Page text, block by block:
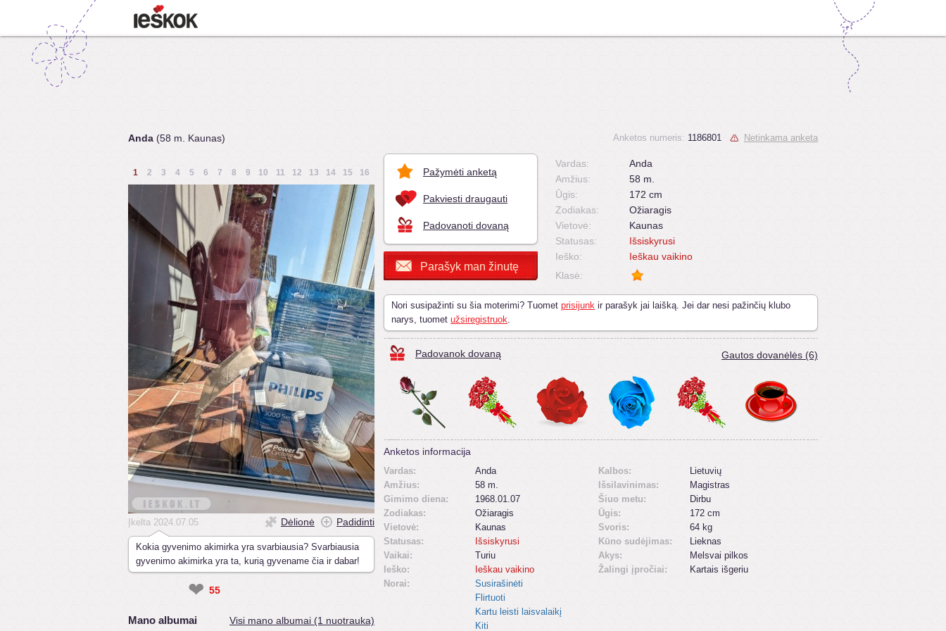
Anda (58 m. Kaunas)
1 2 3 4 5 6 7 8 9 10 11 12 13 14 15 16
Įkelta 2024.07.05 Dėlionė Padidinti
Kokia gyvenimo akimirka yra svarbiausia? Svarbiausia
gyvenimo akimirka yra ta, kurią gyvename čia ir dabar!
❤ 55
Mano albumai Visi mano albumai (1 nuotrauka)
Pažymėti anketą
Pakviesti draugauti
Padovanoti dovaną
Parašyk man žinutę
Anketos numeris: 1186801 Netinkama anketa
Vardas:
Anda
Amžius:
58 m.
Ūgis:
172 cm
Zodiakas:
Ožiaragis
Vietovė:
Kaunas
Statusas:
Išsiskyrusi
Ieško:
Ieškau vaikino
Klasė:
Nori susipažinti su šia moterimi? Tuomet prisijunk ir parašyk jai laišką. Jei dar nesi pažinčių klubo
narys, tuomet užsiregistruok.
Padovanok dovaną Gautos dovanėlės (6)
Anketos informacija
Vardas:
Anda
Amžius:
58 m.
Gimimo diena:
1968.01.07
Zodiakas:
Ožiaragis
Vietovė:
Kaunas
Statusas:
Išsiskyrusi
Vaikai:
Turiu
Ieško:
Ieškau vaikino
Norai:
Susirašinėti
Flirtuoti
Kartu leisti laisvalaikį
Kiti
Kalbos:
Lietuvių
Išsilavinimas:
Magistras
Šiuo metu:
Dirbu
Ūgis:
172 cm
Svoris:
64 kg
Kūno sudėjimas:
Lieknas
Akys:
Melsvai pilkos
Žalingi įpročiai:
Kartais išgeriu